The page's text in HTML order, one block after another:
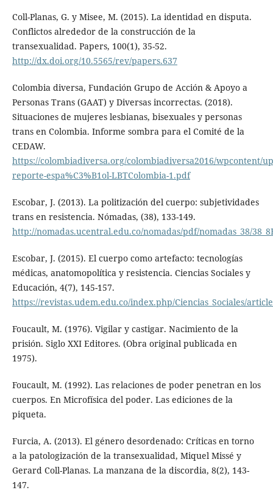
Coll-Planas, G. y Misee, M. (2015). La identidad en disputa.
Conflictos alrededor de la construcción de la
transexualidad. Papers, 100(1), 35-52.
http://dx.doi.org/10.5565/rev/papers.637
Colombia diversa, Fundación Grupo de Acción & Apoyo a
Personas Trans (GAAT) y Diversas incorrectas. (2018).
Situaciones de mujeres lesbianas, bisexuales y personas
trans en Colombia. Informe sombra para el Comité de la
CEDAW.
https://colombiadiversa.org/colombiadiversa2016/wpcontent/
reporte-espa%C3%B1ol-LBTColombia-1.pdf
Escobar, J. (2013). La politización del cuerpo: subjetividades
trans en resistencia. Nómadas, (38), 133-149.
http://nomadas.ucentral.edu.co/nomadas/pdf/nomadas_38/
Escobar, J. (2015). El cuerpo como artefacto: tecnologías
médicas, anatomopolítica y resistencia. Ciencias Sociales y
Educación, 4(7), 145-157.
https://revistas.udem.edu.co/index.php/Ciencias_Sociales/
Foucault, M. (1976). Vigilar y castigar. Nacimiento de la
prisión. Siglo XXI Editores. (Obra original publicada en
1975).
Foucault, M. (1992). Las relaciones de poder penetran en los
cuerpos. En Microfísica del poder. Las ediciones de la
piqueta.
Furcia, A. (2013). El género desordenado: Críticas en torno
a la patologización de la transexualidad, Miquel Missé y
Gerard Coll-Planas. La manzana de la discordia, 8(2), 143-
147.